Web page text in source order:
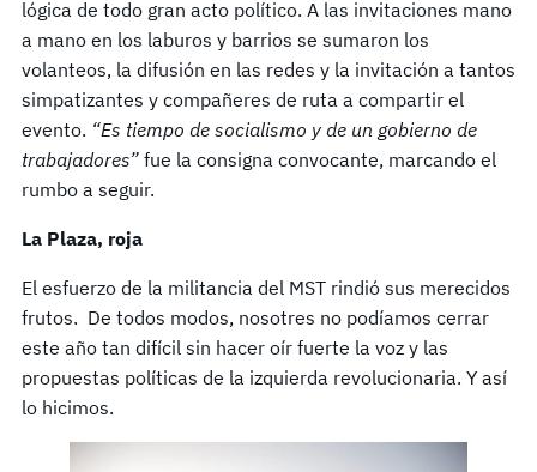
lógica de todo gran acto político. A las invitaciones mano
a mano en los laburos y barrios se sumaron los
volanteos, la difusión en las redes y la invitación a tantos
simpatizantes y compañeres de ruta a compartir el
evento. “Es tiempo de socialismo y de un gobierno de
trabajadores” fue la consigna convocante, marcando el
rumbo a seguir.
La Plaza, roja
El esfuerzo de la militancia del MST rindió sus merecidos
frutos. De todos modos, nosotres no podíamos cerrar
este año tan difícil sin hacer oír fuerte la voz y las
propuestas políticas de la izquierda revolucionaria. Y así
lo hicimos.